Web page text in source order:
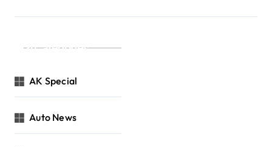
Categories
AK Special
Auto News